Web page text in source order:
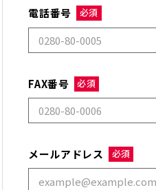
電話番号 必須
FAX番号 必須
メールアドレス 必須